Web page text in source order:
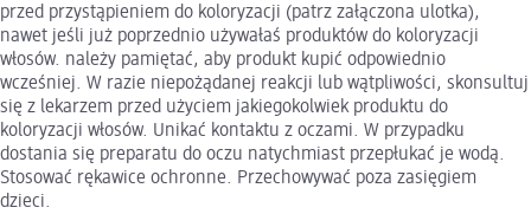
przed przystąpieniem do koloryzacji (patrz załączona ulotka),
nawet jeśli już poprzednio używałaś produktów do koloryzacji
włosów. należy pamiętać, aby produkt kupić odpowiednio
wcześniej. W razie niepożądanej reakcji lub wątpliwości, skonsultuj
się z lekarzem przed użyciem jakiegokolwiek produktu do
koloryzacji włosów. Unikać kontaktu z oczami. W przypadku
dostania się preparatu do oczu natychmiast przepłukać je wodą.
Stosować rękawice ochronne. Przechowywać poza zasięgiem
dzieci.